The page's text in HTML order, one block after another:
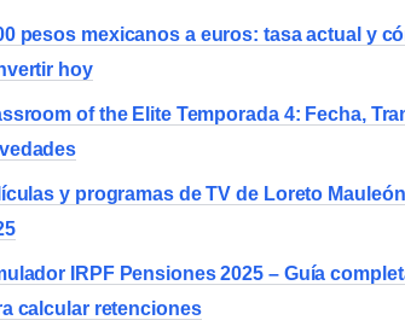
pesos mexicanos a euros: tasa actual y
hoy
of the Elite Temporada 4: Fecha,
y programas de TV de Loreto Mauleón
IRPF Pensiones 2025 – Guía
calcular retenciones